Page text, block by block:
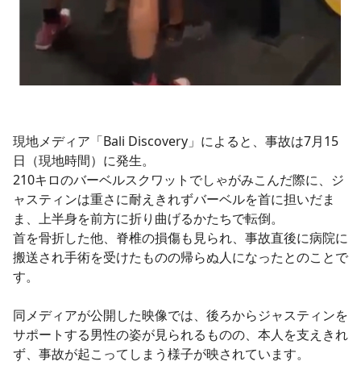
現地メディア「Bali Discovery」によると、事故は7月15
日（現地時間）に発生。
210キロのバーベルスクワットでしゃがみこんだ際に、ジ
ャスティンは重さに耐えきれずバーベルを首に担いだま
ま、上半身を前方に折り曲げるかたちで転倒。
首を骨折した他、脊椎の損傷も見られ、事故直後に病院に
搬送され手術を受けたものの帰らぬ人になったとのことで
す。
同メディアが公開した映像では、後ろからジャスティンを
サポートする男性の姿が見られるものの、本人を支えきれ
ず、事故が起こってしまう様子が映されています。